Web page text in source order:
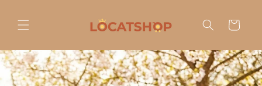
al contenido
Carrito